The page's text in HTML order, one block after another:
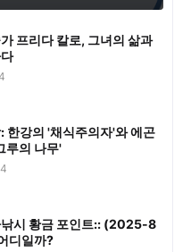
프리다 칼로, 그녀의 삶과
한강의 '채식주의자'와 에곤
루의 나무'
시 황금 포인트:: (2025-8
디일까?